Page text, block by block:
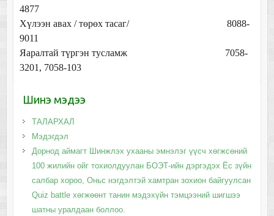
4877
Хүлээн авах / төрөх тасаг/ 8088-
9011
Яаралтай түргэн тусламж 7058-
3201, 7058-103
Шинэ мэдээ
ТАЛАРХАЛ
Мэдэгдэл
Дорнод аймагт Шинжлэх ухааны эмнэлэг үүсч хөгжсөний
100 жилийн ойг тохиолдуулан БОЭТ-ийн дэргэдэх Ёс зүйн
салбар хороо, Оньс нэгдэлтэй хамтран зохион байгуулсан
Quiz battle хөгжөөнт танин мэдэхүйн тэмцээний шигшээ
шатны уралдаан боллоо.